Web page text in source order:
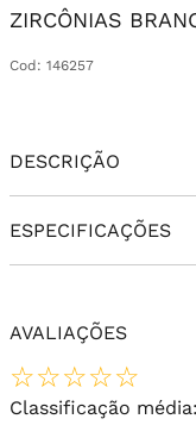
ZIRCÔNIAS
Cod : 146257
DESCRIÇÃO
ESPECIFICAÇÕES
AVALIAÇÕES
☆☆☆☆☆
Classificação